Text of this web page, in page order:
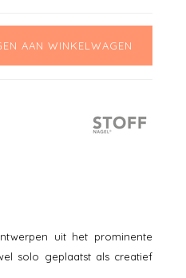
AAN WINKELWAGEN
uit het prominente
solo geplaatst als creatief